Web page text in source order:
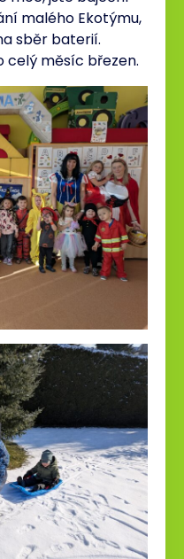
malého Ekotýmu,
sběr baterií.
celý měsíc březen.